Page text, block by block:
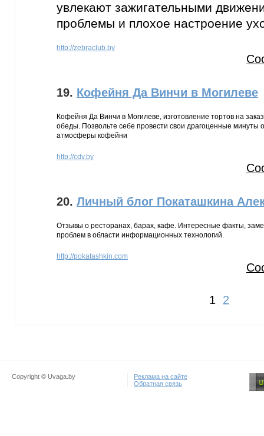
увлекают зажигательными
проблемы и плохое настроение
http://zebraclub.by
19. Кофейня Да Винчи в Могилеве
Кофейня Да Винчи в Могилеве, изготовление тортов на
обеды. Позвольте себе провести свои драгоценные минуты
атмосферы кофейни
http://cdv.by
20. Личный блог Покаташкина
Отзывы о ресторанах, барах, кафе. Интересные факты,
проблем в области информационных технологий.
http://pokatashkin.com
1 2
Copyright © Uvaga.by
Реклама на сайте
Обратная связь